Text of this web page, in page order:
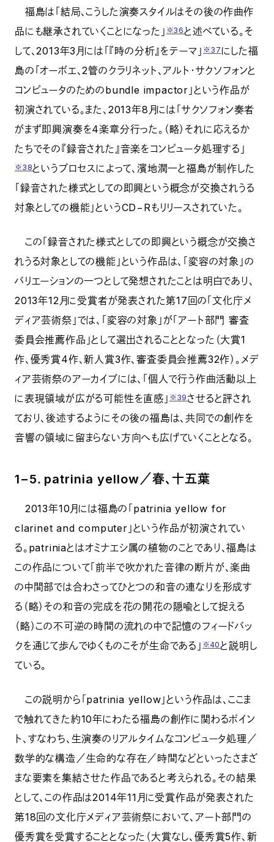
福島は「結局、こうした演奏スタイルはその後の作曲作
品にも継承されていくことになった」※36と述べている。そ
して、2013年3月には「『時の分析』をテーマ」※37にした福
島の「オーボエ、2管のクラリネット、アルト・サクソフォンと
コンピュータのためのbundle impactor」という作品が
初演されている。また、2013年8月には「サクソフォン奏者
がまず即興演奏を4楽章分行った。（略）それに応えるか
たちでその『録音された』音楽をコンピュータ処理する」
※38というプロセスによって、濱地潤一と福島が制作した
「録音された様式としての即興という概念が交換されうる
対象としての機能」というCD−Rもリリースされていた。
この「録音された様式としての即興という概念が交換さ
れうる対象としての機能」という作品は、「変容の対象」の
バリエーションの一つとして発想されたことは明白であり、
2013年12月に受賞者が発表された第17回の「文化庁メ
ディア芸術祭」では、「変容の対象」が「アート部門 審査
委員会推薦作品」として選出されることとなった（大賞1
作、優秀賞4作、新人賞3作、審査委員会推薦32作）。メデ
ィア芸術祭のアーカイブには、「個人で行う作曲活動以上
に表現領域が広がる可能性を直感」※39させると評され
ており、後述するようにその後の福島は、共同での創作を
音響の領域に留まらない方向へも広げていくこととなる。
1−5．patrinia yellow／春、十五葉
2013年10月には福島の「patrinia yellow for
clarinet and computer」という作品が初演されてい
る。patriniaとはオミナエシ属の植物のことであり、福島は
この作品について「前半で吹かれた音律の断片が、楽曲
の中間部では合わさってひとつの和音の連なりを形成す
る（略）その和音の完成を花の開花の隠喩として捉える
（略）この不可逆の時間の流れの中で記憶のフィードバッ
クを通じて歩んでゆくものこそが生命である」※40と説明し
ている。
この説明から「patrinia yellow」という作品は、ここま
で触れてきた約10年にわたる福島の創作に関わるポイン
ト、すなわち、生演奏のリアルタイムなコンピュータ処理／
数学的な構造／生命的な存在／時間などといったさまざ
まな要素を集結させた作品であると考えられる。その結果
として、この作品は2014年11月に受賞作品が発表された
第18回の文化庁メディア芸術祭において、アート部門の
優秀賞を受賞することとなった（大賞なし、優秀賞5作、新